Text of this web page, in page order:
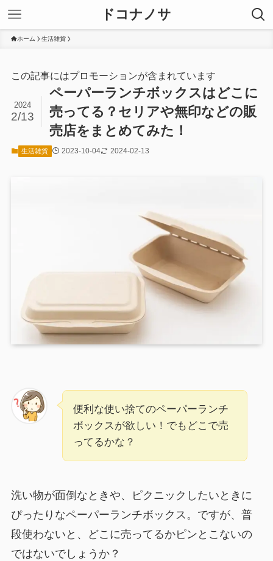
ドコナノサ
ホーム 生活雑貨
この記事にはプロモーションが含まれています
ペーパーランチボックスはどこに
売ってる？セリアや無印などの販
売店をまとめてみた！
2024
2/13
生活雑貨 2023-10-04 2024-02-13
便利な使い捨てのペーパーランチ
ボックスが欲しい！でもどこで売
ってるかな？
洗い物が面倒なときや、ピクニックしたいときに
ぴったりなペーパーランチボックス。ですが、普
段使わないと、どこに売ってるかピンとこないの
ではないでしょうか？